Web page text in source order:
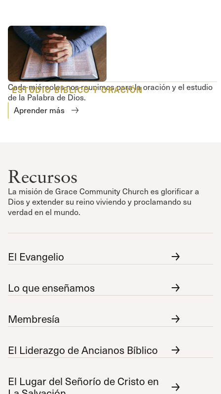
ESTUDIO BÍBLICO Y ORACIÓN
Cada miércoles nos reunimos para la oración y el estudio
de la Palabra de Dios.
Aprender más
Recursos
La misión de Grace Community Church es glorificar a
Dios y extender su reino viviendo y proclamando su
verdad en el mundo.
El Evangelio
Lo que enseñamos
Membresía
El Liderazgo de Ancianos Bíblico
El Lugar del Señorío de Cristo en